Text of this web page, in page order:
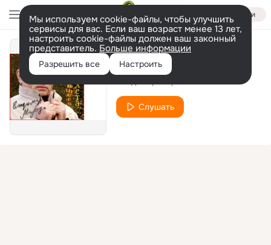
Войти
Мы используем cookie-файлы, чтобы улучшить
сервисы для вас. Если ваш возраст менее 13 лет,
настроить cookie-файлы должен ваш законный
представитель. Больше информации
Разрешить все Настроить
Клен
Слушать